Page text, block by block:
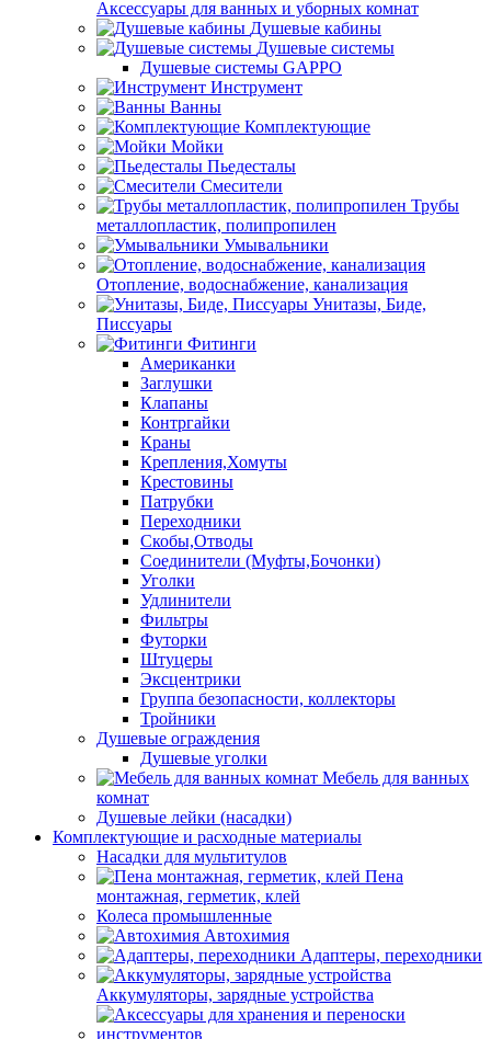
Аксессуары для ванных и уборных комнат
Душевые кабины
Душевые системы
Душевые системы GAPPO
Инструмент
Ванны
Комплектующие
Мойки
Пьедесталы
Смесители
Трубы
металлопластик, полипропилен
Умывальники
Отопление, водоснабжение, канализация
Унитазы, Биде,
Писсуары
Фитинги
Американки
Заглушки
Клапаны
Контргайки
Краны
Крепления,Хомуты
Крестовины
Патрубки
Переходники
Скобы,Отводы
Соединители (Муфты,Бочонки)
Уголки
Удлинители
Фильтры
Футорки
Штуцеры
Эксцентрики
Группа безопасности, коллекторы
Тройники
Душевые ограждения
Душевые уголки
Мебель для ванных
комнат
Душевые лейки (насадки)
Комплектующие и расходные материалы
Насадки для мультитулов
Пена
монтажная, герметик, клей
Колеса промышленные
Автохимия
Адаптеры, переходники
Аккумуляторы, зарядные устройства